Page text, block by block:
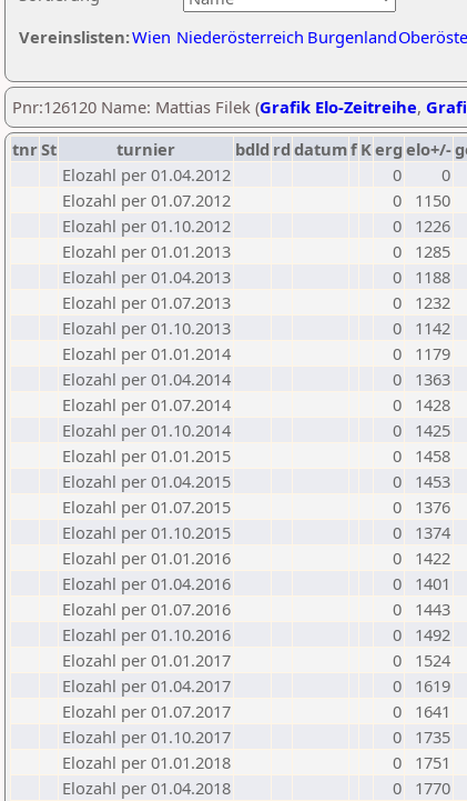
Vereinslisten:Wien Niederösterreich Burgenland
Pnr:126120 Name: Mattias Filek (Grafik Elo-Zeitreihe,
tnrSt turnier bdld rd datumf Kerg elo+/-
Elozahl per 01.04.2012
0
0
Elozahl per 01.07.2012
0
1150
Elozahl per 01.10.2012
0
1226
Elozahl per 01.01.2013
0
1285
Elozahl per 01.04.2013
0
1188
Elozahl per 01.07.2013
0
1232
Elozahl per 01.10.2013
0
1142
Elozahl per 01.01.2014
0
1179
Elozahl per 01.04.2014
0
1363
Elozahl per 01.07.2014
0
1428
Elozahl per 01.10.2014
0
1425
Elozahl per 01.01.2015
0
1458
Elozahl per 01.04.2015
0
1453
Elozahl per 01.07.2015
0
1376
Elozahl per 01.10.2015
0
1374
Elozahl per 01.01.2016
0
1422
Elozahl per 01.04.2016
0
1401
Elozahl per 01.07.2016
0
1443
Elozahl per 01.10.2016
0
1492
Elozahl per 01.01.2017
0
1524
Elozahl per 01.04.2017
0
1619
Elozahl per 01.07.2017
0
1641
Elozahl per 01.10.2017
0
1735
Elozahl per 01.01.2018
0
1751
Elozahl per 01.04.2018
0
1770